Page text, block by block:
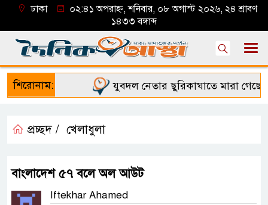
ঢাকা
০২:৪১ অপরাহ্ন, শনিবার, ০৮ অগাস্ট ২০২৬, ২৪ শ্রাবণ
১৪৩৩ বঙ্গাব্দ
শিরোনাম: যুবদল নেতার ছুরিকাঘাতে মারা গেছে
প্রচ্ছদ / খেলাধুলা
বাংলাদেশ ৫৭ বলে অল আউট
Iftekhar Ahamed